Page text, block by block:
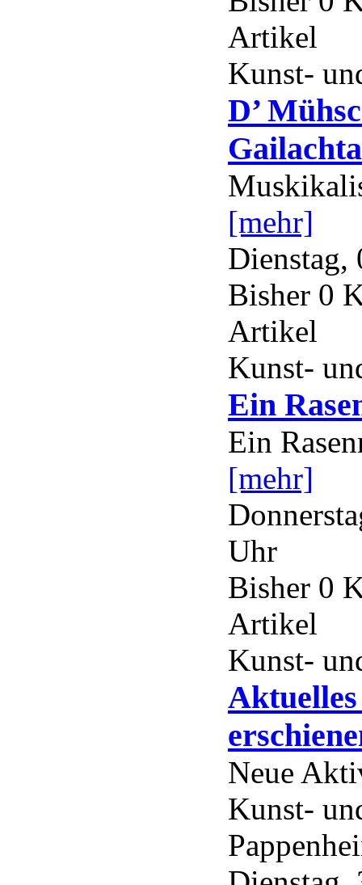
Artikel
Kunst-
D’
[mehr]
Dienstag,
Bisher 0
Artikel
Kunst-
Ein
Ein
[mehr]
Uhr
Bisher 0
Artikel
Kunst-
Neue
Kunst-